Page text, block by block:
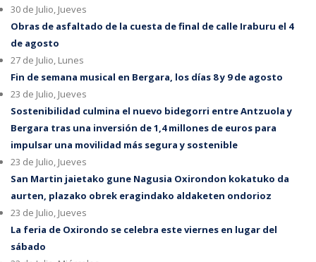
30 de Julio, Jueves
Obras de asfaltado de la cuesta de final de calle Iraburu el 4
de agosto
27 de Julio, Lunes
Fin de semana musical en Bergara, los días 8 y 9 de agosto
23 de Julio, Jueves
Sostenibilidad culmina el nuevo bidegorri entre Antzuola y
Bergara tras una inversión de 1,4 millones de euros para
impulsar una movilidad más segura y sostenible
23 de Julio, Jueves
San Martin jaietako gune Nagusia Oxirondon kokatuko da
aurten, plazako obrek eragindako aldaketen ondorioz
23 de Julio, Jueves
La feria de Oxirondo se celebra este viernes en lugar del
sábado